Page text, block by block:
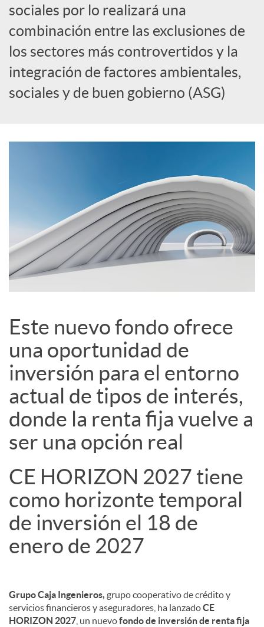
e
d
e
c
i
a
l
e
s
sociales por lo realizará una
combinación entre las exclusiones de
los sectores más controvertidos y la
integración de factores ambientales,
sociales y de buen gobierno (ASG)
Este nuevo fondo ofrece
una oportunidad de
inversión para el entorno
actual de tipos de interés,
donde la renta fija vuelve a
ser una opción real
CE HORIZON 2027 tiene
como horizonte temporal
de inversión el 18 de
enero de 2027
Grupo Caja Ingenieros, grupo cooperativo de crédito y
servicios financieros y aseguradores, ha lanzadoCE
HORIZON 2027 , un nuevofondo de inversión de renta fija